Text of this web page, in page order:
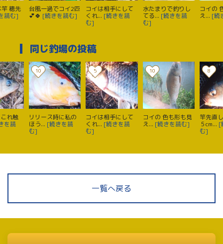
穂先
読む]
台風一過でコイ2匹
💕🍀 [続きを読む]
コイは相手にして
くれ... [続きを読
む]
水たまりで釣りし
てる... [続きを読
む]
コイの
え... [続
同じ釣場の投稿
れ触
を読
10
リリース時に私の
ほう... [続きを読
む]
5
コイは相手にして
くれ... [続きを読
む]
10
コイの 色も形も見
え... [続きを読む]
8
竿先直
５cm... [
む]
一覧へ戻る